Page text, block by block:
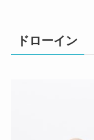
ドローイン